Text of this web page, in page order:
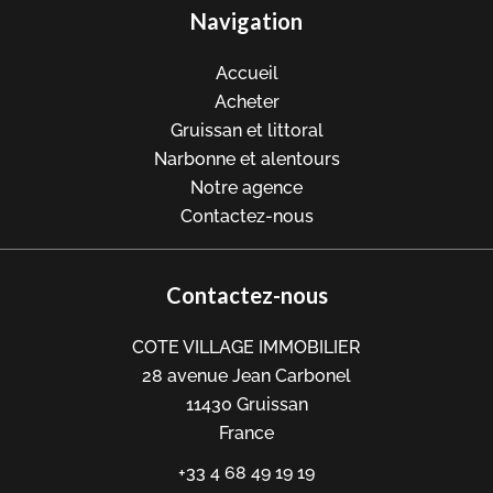
Navigation
Accueil
Acheter
Gruissan et littoral
Narbonne et alentours
Notre agence
Contactez-nous
Contactez-nous
COTE VILLAGE IMMOBILIER
28 avenue Jean Carbonel
11430 Gruissan
France
+33 4 68 49 19 19